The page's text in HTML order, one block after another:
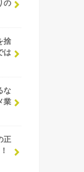
の
捨
は
な
業
正